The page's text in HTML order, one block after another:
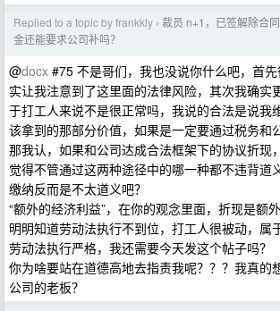
Replied to a topic by frankkly › 裁员 n+1，已签解除合
金还能要求公司补吗？
@docx #75 不是哥们，我也没说你什么吧，首
实让我注意到了这里面的法律风险，其次我确实
于打工人来说不是很正常吗，我说的合法是说我
该拿到的那部分价值，如果是一定要通过税务和
那我认，如果和公司达成合法框架下的协议折现
觉得不管通过这两种途径中的哪一种都不违背道
缴纳反而是不太道义吧？
“额外的经济利益”，在你的观念里面，折现是额
明明知道劳动法执行不到位，打工人很被动，属
劳动法执行严格，我还需要今天发这个帖子吗？
你为啥要站在道德高地去指责我呢？？？我真的
公司的老板？